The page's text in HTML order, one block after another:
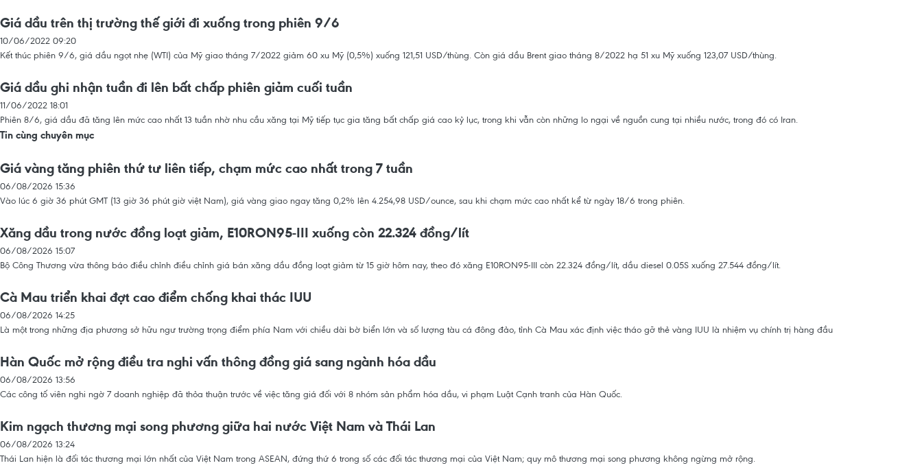
Giá dầu trên thị trường thế giới đi xuống trong phiên 9/6
10/06/2022 09:20
Kết thúc phiên 9/6, giá dầu ngọt nhẹ (WTI) của Mỹ giao tháng 7/2022 giảm 60 xu Mỹ (0,5%) xuống 121,51 USD/thùng. Còn giá dầu Brent giao tháng 8/2022 hạ 51 xu Mỹ xuống 123,07 USD/thùng.
Giá dầu ghi nhận tuần đi lên bất chấp phiên giảm cuối tuần
11/06/2022 18:01
Phiên 8/6, giá dầu đã tăng lên mức cao nhất 13 tuần nhờ nhu cầu xăng tại Mỹ tiếp tục gia tăng bất chấp giá cao kỷ lục, trong khi vẫn còn những lo ngại về nguồn cung tại nhiều nước, trong đó có Iran.
Tin cùng chuyên mục
Giá vàng tăng phiên thứ tư liên tiếp, chạm mức cao nhất trong 7 tuần
06/08/2026 15:36
Vào lúc 6 giờ 36 phút GMT (13 giờ 36 phút giờ việt Nam), giá vàng giao ngay tăng 0,2% lên 4.254,98 USD/ounce, sau khi chạm mức cao nhất kể từ ngày 18/6 trong phiên.
Xăng dầu trong nước đồng loạt giảm, E10RON95-III xuống còn 22.324 đồng/lít
06/08/2026 15:07
Bộ Công Thương vừa thông báo điều chỉnh điều chỉnh giá bán xăng dầu đồng loạt giảm từ 15 giờ hôm nay, theo đó xăng E10RON95-III còn 22.324 đồng/lít, dầu diesel 0.05S xuống 27.544 đồng/lít.
Cà Mau triển khai đợt cao điểm chống khai thác IUU
06/08/2026 14:25
Là một trong những địa phương sở hữu ngư trường trọng điểm phía Nam với chiều dài bờ biển lớn và số lượng tàu cá đông đảo, tỉnh Cà Mau xác định việc tháo gỡ thẻ vàng IUU là nhiệm vụ chính trị hàng đầu
Hàn Quốc mở rộng điều tra nghi vấn thông đồng giá sang ngành hóa dầu
06/08/2026 13:56
Các công tố viên nghi ngờ 7 doanh nghiệp đã thỏa thuận trước về việc tăng giá đối với 8 nhóm sản phẩm hóa dầu, vi phạm Luật Cạnh tranh của Hàn Quốc.
Kim ngạch thương mại song phương giữa hai nước Việt Nam và Thái Lan
06/08/2026 13:24
Thái Lan hiện là đối tác thương mại lớn nhất của Việt Nam trong ASEAN, đứng thứ 6 trong số các đối tác thương mại của Việt Nam; quy mô thương mại song phương không ngừng mở rộng.